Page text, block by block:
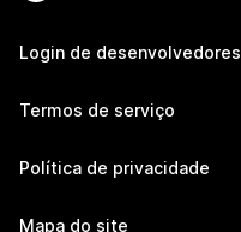
Login de desenvolvedores
Termos de serviço
Política de privacidade
Mapa do site